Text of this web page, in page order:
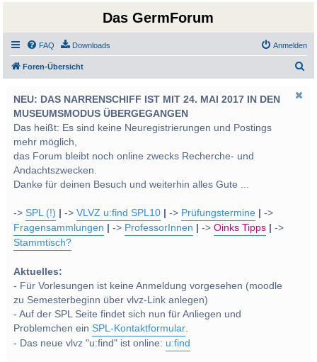
Das GermForum
FAQ Downloads Anmelden
Foren-Übersicht
NEU: DAS NARRENSCHIFF IST MIT 24. MAI 2017 IN DEN
MUSEUMSMODUS ÜBERGEGANGEN
Das heißt: Es sind keine Neuregistrierungen und Postings
mehr möglich,
das Forum bleibt noch online zwecks Recherche- und
Andachtszwecken.
Danke für deinen Besuch und weiterhin alles Gute ...
->SPL (!) ->VLVZ u:find SPL10 -> Prüfungstermine
->
Fragensammlungen
-> ProfessorInnen ->Oinks Tipps
->
Stammtisch?
Aktuelles:
- Für Vorlesungen ist keine Anmeldung vorgesehen (moodle
zu Semesterbeginn über vlvz-Link anlegen)
- Auf der SPL Seite findet sich nun für Anliegen und
Problemchen einSPL-Kontaktformular.
- Das neue vlvz "u:find" ist online: u:find